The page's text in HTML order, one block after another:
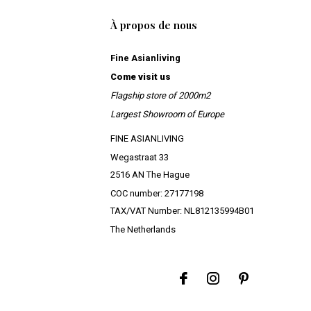
À propos de nous
Fine Asianliving
Come visit us
Flagship store of 2000m2
Largest Showroom of Europe
FINE ASIANLIVING
Wegastraat 33
2516 AN The Hague
COC number: 27177198
TAX/VAT Number: NL812135994B01
The Netherlands